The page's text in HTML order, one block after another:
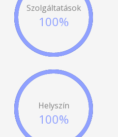
Szolgáltatások
100%
Helyszín
100%